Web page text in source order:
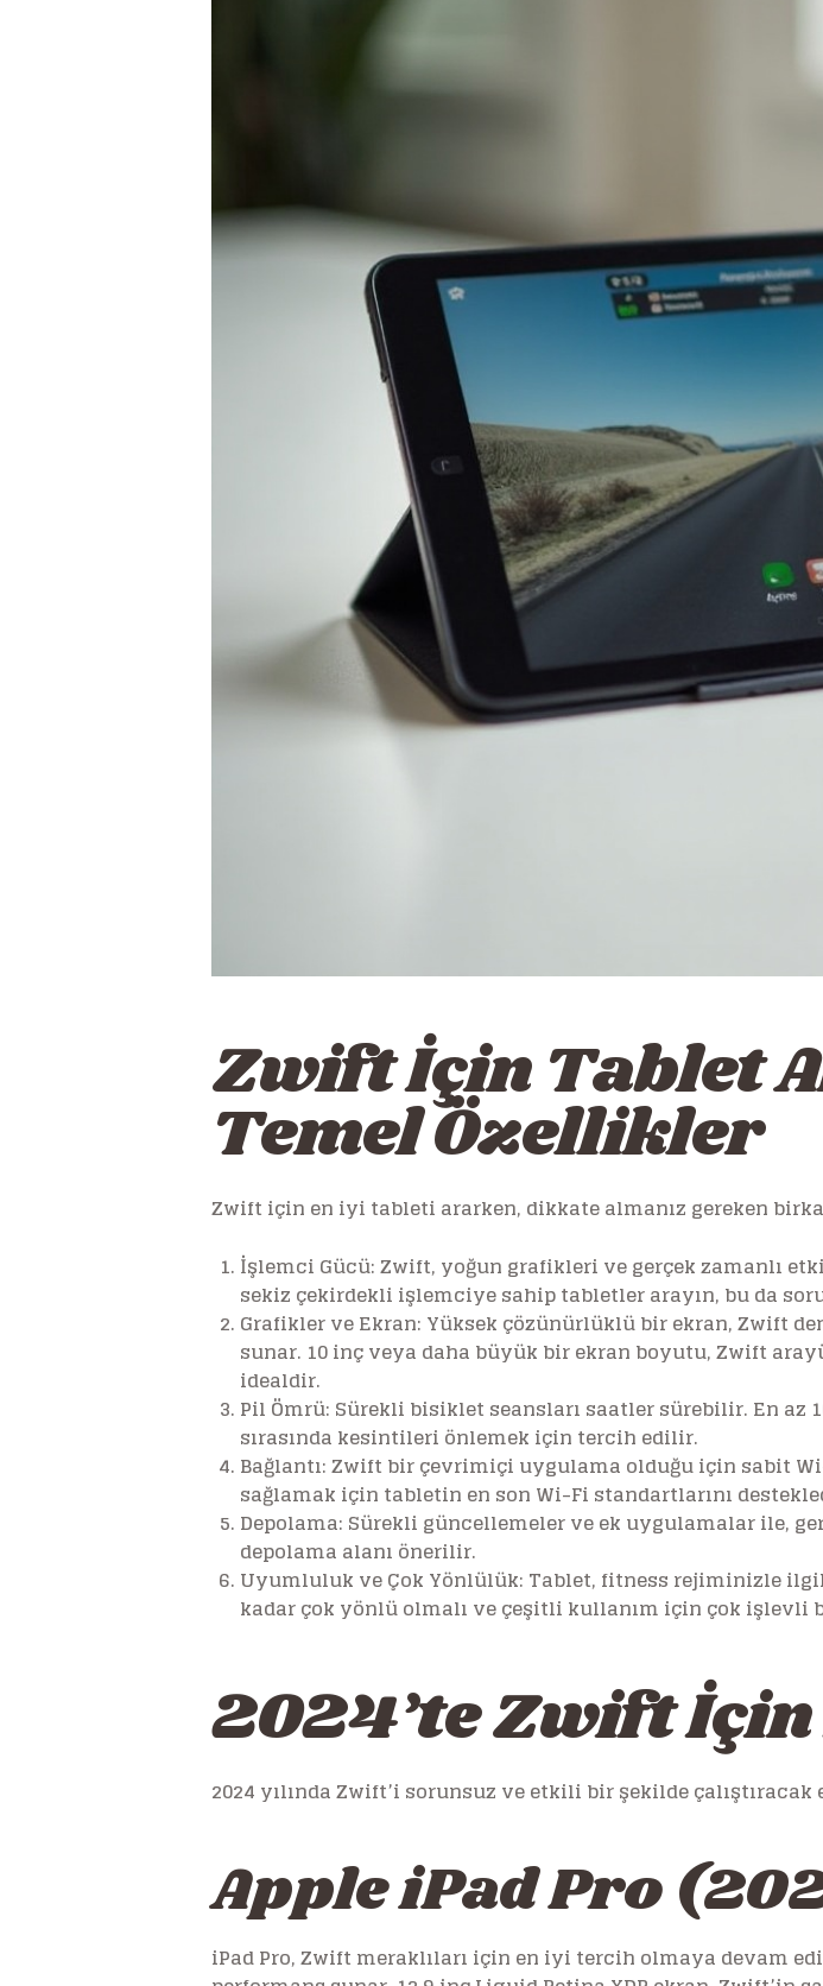
Zwift İçin Tablet
Temel Özellikler
Zwift için en iyi tableti ararken, dikkate almanız gereken
İşlemci Gücü:Zwift, yoğun grafikleri ve gerçek zamanlı
sekiz çekirdekli işlemciye sahip tabletler arayın, bu da
Grafikler ve Ekran: Yüksek çözünürlüklü bir ekran, Zwift
sunar. 10 inç veya daha büyük bir ekran boyutu, Zwift
idealdir.
Pil Ömrü: Sürekli bisiklet seansları saatler sürebilir. En az
sırasında kesintileri önlemek için tercih edilir.
Bağlantı:Zwift bir çevrimiçi uygulama olduğu için sabit
sağlamak için tabletin en son Wi-Fi standartlarını
Depolama: Sürekli güncellemeler ve ek uygulamalar ile,
depolama alanı önerilir.
Uyumluluk ve Çok Yönlülük: Tablet, fitness rejiminizle
kadar çok yönlü olmalı ve çeşitli kullanım için çok işlevli
2024’te Zwift
2024 yılında Zwift’i sorunsuz ve etkili bir şekilde
Apple iPad Pro
iPad Pro, Zwift meraklıları için en iyi tercih olmaya devam